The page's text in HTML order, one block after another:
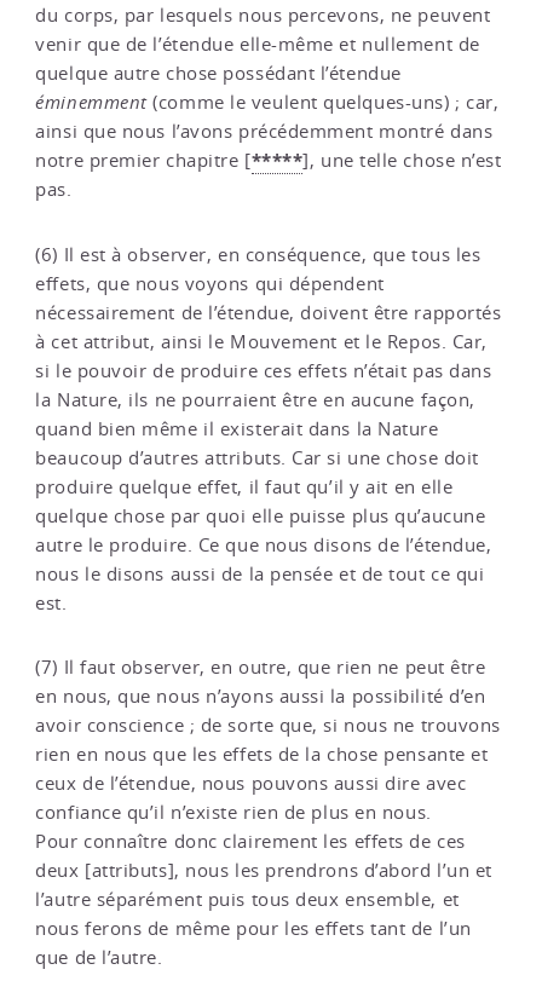
du corps, par lesquels nous percevons, ne peuvent
venir que de l’étendue elle-même et nullement de
quelque autre chose possédant l’étendue
éminemment(comme le veulent quelques-uns) ; car,
ainsi que nous l’avons précédemment montré dans
notre premier chapitre [*****], une telle chose n’est
pas.
(6) Il est à observer, en conséquence, que tous les
effets, que nous voyons qui dépendent
nécessairement de l’étendue, doivent être rapportés
à cet attribut, ainsi le Mouvement et le Repos. Car,
si le pouvoir de produire ces effets n’était pas dans
la Nature, ils ne pourraient être en aucune façon,
quand bien même il existerait dans la Nature
beaucoup d’autres attributs. Car si une chose doit
produire quelque effet, il faut qu’il y ait en elle
quelque chose par quoi elle puisse plus qu’aucune
autre le produire. Ce que nous disons de l’étendue,
nous le disons aussi de la pensée et de tout ce qui
est.
(7) Il faut observer, en outre, que rien ne peut être
en nous, que nous n’ayons aussi la possibilité d’en
avoir conscience ; de sorte que, si nous ne trouvons
rien en nous que les effets de la chose pensante et
ceux de l’étendue, nous pouvons aussi dire avec
confiance qu’il n’existe rien de plus en nous.
Pour connaître donc clairement les effets de ces
deux [attributs], nous les prendrons d’abord l’un et
l’autre séparément puis tous deux ensemble, et
nous ferons de même pour les effets tant de l’un
que de l’autre.